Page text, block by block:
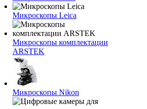
Микроскопы Leica
Микроскопы комплектации
ARSTEK
Микроскопы Nikon